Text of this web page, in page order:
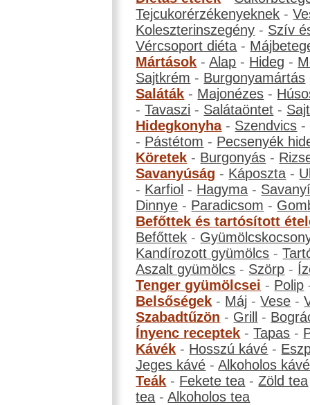
Tejcukorérzékenyeknek -
Koleszterinszegény - Szív
Vércsoport diéta -
Mártások -Alap - Hideg -
Sajtkrém - Burgonyamártás
Saláták - Majonézes -
-Tavaszi - Salátaöntet -
Hidegkonyha- Szendvics -
- Pástétom - Pecsenyék
Köretek - Burgonyás -
Savanyúság - Káposzta -
- Karfiol - Hagyma -
Dinnye - Paradicsom -
Befőttek és tartósított
Befőttek -
Kandírozott gyümölcs -
Aszalt gyümölcs - Szörp -
Tenger gyümölcsei - Polip
Belsőségek - Máj -Vese -
Szabadtűzön - Grill -
Ínyenc receptek -Tapas -
Kávék - Hosszú kávé -
Jeges kávé -Alkoholos kávé
Teák - Fekete tea -Zöld tea
tea -Alkoholos tea